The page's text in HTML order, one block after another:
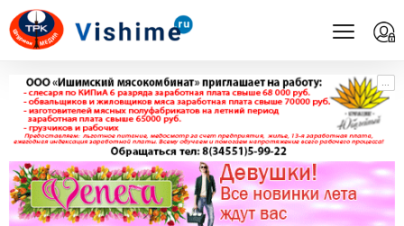
...
...